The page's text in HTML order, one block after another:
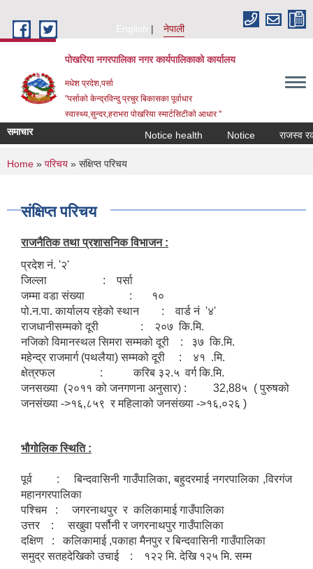
English
नेपाली
पोखरिया नगरपालिका नगर कार्यपालिकाको कार्यालय
मधेश प्रदेश,पर्सा
"पर्साको केन्द्रविन्दु प्रचुर बिकासका पूर्वाधार
स्वास्थ्य,सुन्दर,हराभरा पोखरिया स्मार्टसिटीको आधार "
समाचार Notice health Notice राजस्व रकम
You are here
Home » परिचय » संक्षिप्त परिचय
संक्षिप्त परिचय
राजनैतिक तथा प्रशासनिक विभाजन :
प्रदेश नं. '२'
जिल्ला : पर्सा
जम्मा वडा संख्या : १०
पो.न.पा. कार्यालय रहेको स्थान : वार्ड नं '४'
राजधानीसम्मको दूरी : २०७ कि.मि.
नजिको विमानस्थल सिमरा सम्मको दूरी : ३७ कि.मि.
महेन्द्र राजमार्ग (पथलैया) सम्मको दूरी : ४१ .मि.
क्षेत्रफल : करिब ३२.५ वर्ग कि.मि.
जनसख्या (२०११ को जनगणना अनुसार) : 32,88५ ( पुरुषको
जनसंख्या ->१६,८५९ र महिलाको जनसंख्या ->१६,०२६ )
भौगोलिक स्थिति :
पूर्व : बिन्दवासिनी गाउँपालिका, बहुदरमाई नगरपालिका ,विरगंज
महानगरपालिका
पश्चिम : जगरनाथपुर र कलिकामाई गाउँपालिका
उत्तर : सखुवा पर्सौनी र जगरनाथपुर गाउँपालिका
दक्षिण : कलिकामाई ,पकाहा मैनपुर र बिन्दवासिनी गाउँपालिका
समुद्र सतहदेखिको उचाई : १२२ मि. देखि १२५ मि. सम्म